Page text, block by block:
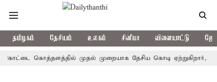
தமிழகம் தேசியம் உலகம் சினிமா விளையாட்டு
கொத்தளத்தில் முதல் முறையாக தேசிய கொடி ஏற்றுகிறார், முதல்-